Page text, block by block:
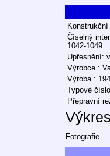
Číselný
1042-1049
Upřesnění:
Výrobce :
Výroba :
Typové
Přepravní
Výkres
Fotografie